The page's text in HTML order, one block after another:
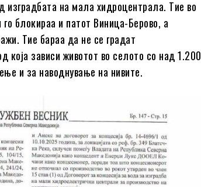
изградбата на мала хидроцентрала. Тие во
го блокираа и патот Виница-Берово, а
Тие бараа да не се градат
која зависи животот во селото со над 1.200
и за наводнување на нивите.